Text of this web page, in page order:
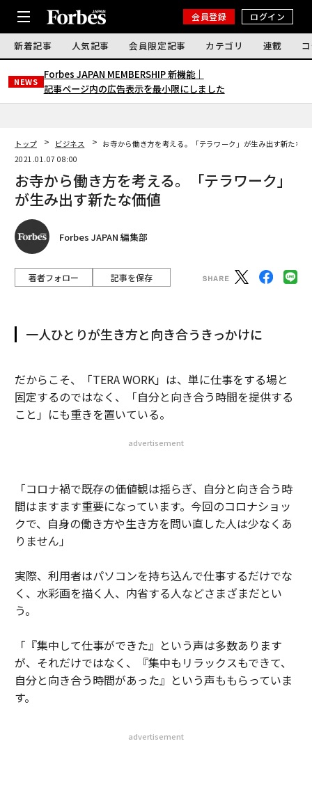
会員登録 ログイン
新着記事 人気記事 会員限定記事 カテゴリ 連載
NEWS
Forbes JAPAN MEMBERSHIP 新機能｜
記事ページ内の広告表示を最小限にしました
トップ ビジネス
お寺から働き方を考える。「テラワーク」が生み出す新たな価
2021.01.07 08:00
お寺から働き方を考える。「テラワーク」
が生み出す新たな価値
Forbes JAPAN 編集部
著者フォロー 記事を保存
一人ひとりが生き方と向き合うきっかけに
だからこそ、「TERA WORK」は、単に仕事をする場と
固定するのではなく、「自分と向き合う時間を提供する
こと」にも重きを置いている。
advertisement
「コロナ禍で既存の価値観は揺らぎ、自分と向き合う時
間はますます重要になっています。今回のコロナショッ
クで、自身の働き方や生き方を問い直した人は少なくあ
りません」
実際、利用者はパソコンを持ち込んで仕事するだけでな
く、水彩画を描く人、内省する人などさまざまだとい
う。
「『集中して仕事ができた』という声は多数あります
が、それだけではなく、『集中もリラックスもできて、
自分と向き合う時間があった』という声ももらっていま
す。
advertisement